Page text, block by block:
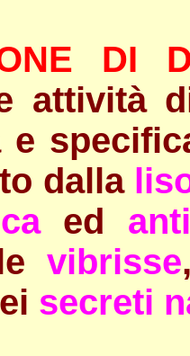
DI
attività
e
dalla
ed
vibrisse
secreti